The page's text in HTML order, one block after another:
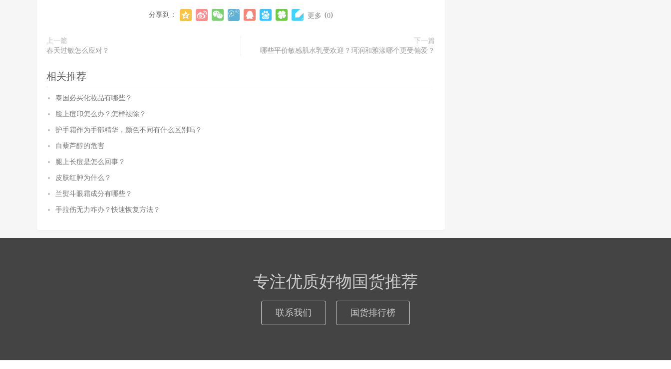
分享到： 更多 (0)
上一篇
春天过敏怎么应对？
下一篇
哪些平价敏感肌水乳受欢迎？珂润和雅漾哪个更受偏爱？
相关推荐
泰国必买化妆品有哪些？
脸上痘印怎么办？怎样祛除？
护手霜作为手部精华，颜色不同有什么区别吗？
白藜芦醇的危害
腿上长痘是怎么回事？
皮肤红肿为什么？
兰熨斗眼霜成分有哪些？
手拉伤无力咋办？快速恢复方法？
专注优质好物国货推荐
联系我们 国货排行榜